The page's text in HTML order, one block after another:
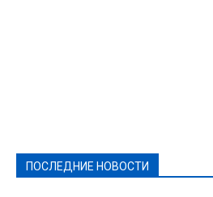
ПОСЛЕДНИЕ НОВОСТИ